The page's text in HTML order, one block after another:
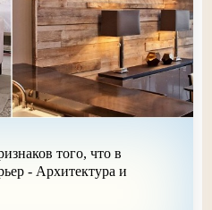
того, что в
- Архитектура и